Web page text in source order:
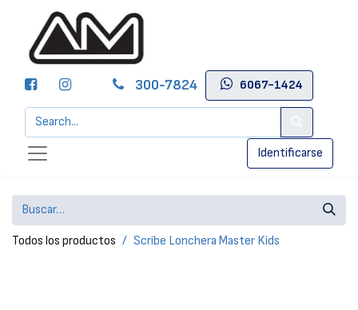
300-7824 6067-1424
Identificarse
Todos los productos Scribe Lonchera Master Kids